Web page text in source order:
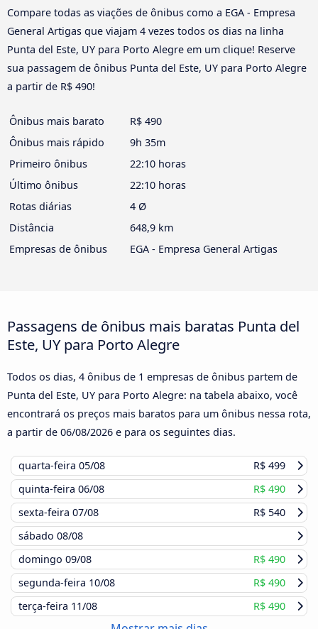
Compare todas as viações de ônibus como a EGA - Empresa
General Artigas que viajam 4 vezes todos os dias na linha
Punta del Este, UY para Porto Alegre em um clique! Reserve
sua passagem de ônibus Punta del Este, UY para Porto Alegre
a partir de R$ 490!
Ônibus mais barato
R$ 490
Ônibus mais rápido
9h 35m
Primeiro ônibus
22:10 horas
Último ônibus
22:10 horas
Rotas diárias
4 Ø
Distância
648,9 km
Empresas de ônibus
EGA - Empresa General Artigas
Passagens de ônibus mais baratas Punta del
Este, UY para Porto Alegre
Todos os dias, 4 ônibus de 1 empresas de ônibus partem de
Punta del Este, UY para Porto Alegre: na tabela abaixo, você
encontrará os preços mais baratos para um ônibus nessa rota,
a partir de 06/08/2026 e para os seguintes dias.
quarta-feira 05/08
R$ 499
quinta-feira 06/08
R$ 490
sexta-feira 07/08
R$ 540
sábado 08/08
domingo 09/08
R$ 490
segunda-feira 10/08
R$ 490
terça-feira 11/08 R$ 490